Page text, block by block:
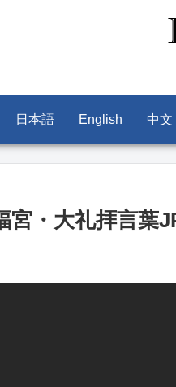
日本語 English 中文
宮・大礼拝言葉